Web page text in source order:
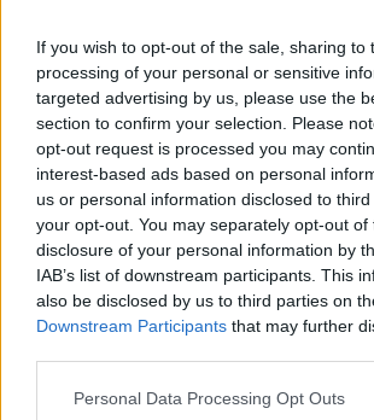
If you wish to opt-out of the sale, sharing to
processing of your personal or sensitive
targeted advertising by us, please use the
section to confirm your selection. Please
opt-out request is processed you may
interest-based ads based on personal
us or personal information disclosed to
your opt-out. You may separately opt-out of
disclosure of your personal information by
IAB’s list of downstream participants. This
also be disclosed by us to third parties on
Downstream Participants that may further
Please note that this website/app uses one
Personal Data Processing Opt Outs
7.083 αιτήσεις για την κάλυψη
κατηγορίας Δ.Ε.
Δεδομένου ότι αρκετοί υποψήφιοι με
διεκδικούν περισσότερες από μία
Κατηγορίας Εκπαίδευσης, το πλήθος
των υποψηφίων ανέρχεται σε 120.855
κλάδο – ειδικότητα ως εξής: